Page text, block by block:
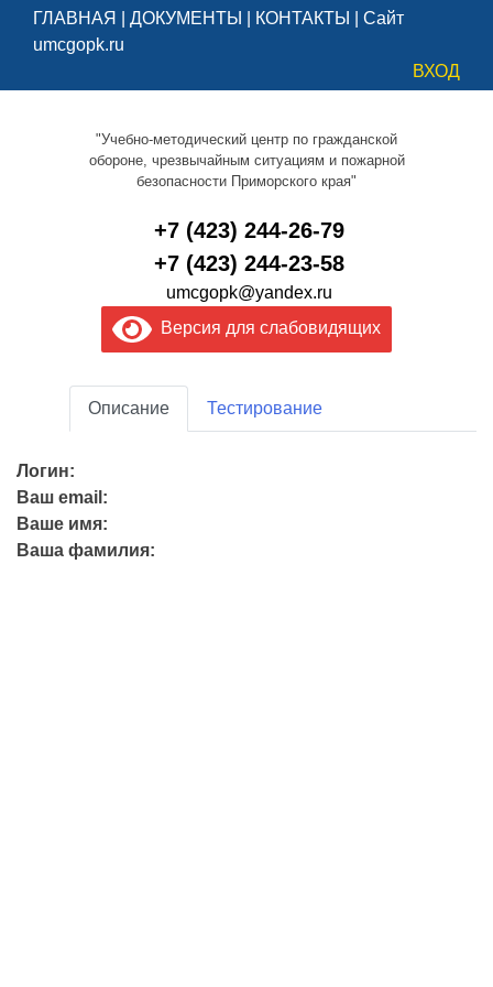
ГЛАВНАЯ ДОКУМЕНТЫ КОНТАКТЫ
Сайт
umcgopk.ru
ВХОД
"Учебно-методический центр по гражданской
обороне, чрезвычайным ситуациям и пожарной
безопасности Приморского края"
+7 (423) 244-26-79
+7 (423) 244-23-58
umcgopk@yandex.ru
Версия для слабовидящих
Описание Тестирование
Логин:
Ваш email:
Ваше имя:
Ваша фамилия: